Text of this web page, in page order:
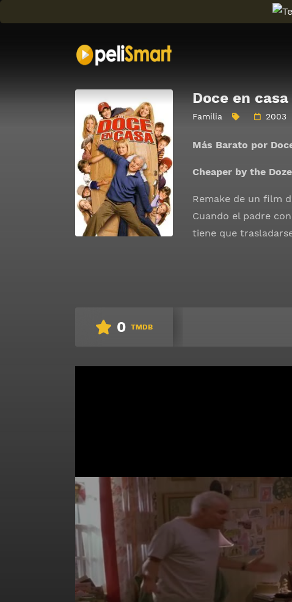
Doce en casa
Familia 2003
Más Barato por
Cheaper by the
Remake de un film
Cuando el padre
tiene que
0 TMDB